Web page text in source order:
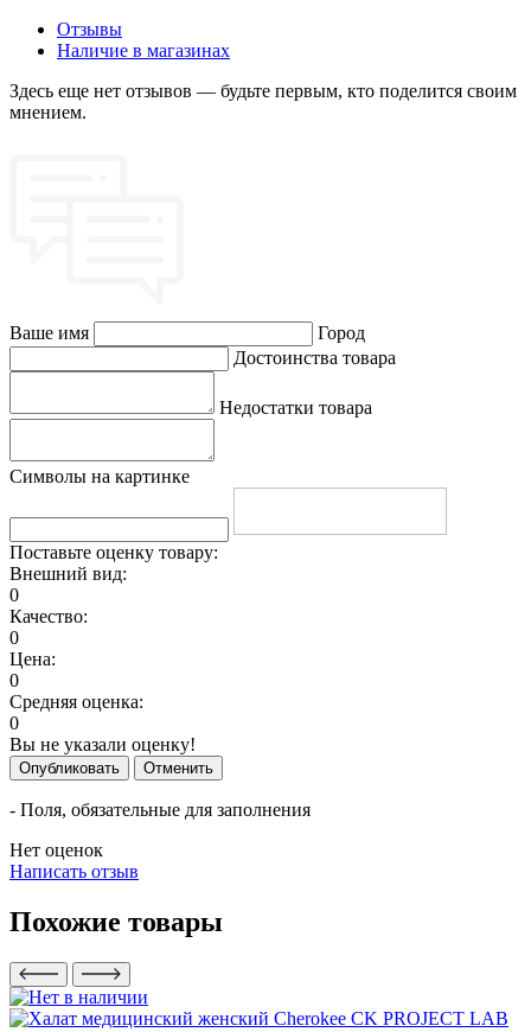
Отзывы
Наличие в магазинах
Здесь еще нет отзывов — будьте первым, кто поделится своим
мнением.
Ваше имя
Город
Достоинства товара
Недостатки товара
Символы на картинке
Поставьте оценку товару:
Внешний вид:
0
Качество:
0
Цена:
0
Средняя оценка:
0
Вы не указали оценку!
Опубликовать Отменить
- Поля, обязательные для заполнения
Нет оценок
Написать отзыв
Похожие товары